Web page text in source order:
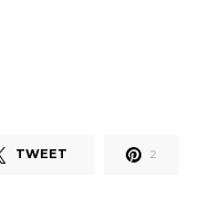
TWEET 2